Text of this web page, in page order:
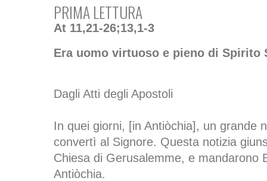
PRIMA LETTURA
At 11,21-26;13,1-3
Era uomo virtuoso e pieno di Spirito
Dagli Atti degli Apostoli
In quei giorni, [in Antiòchia], un grande
convertì al Signore. Questa notizia
Chiesa di Gerusalemme, e mandarono
Antiòchia.